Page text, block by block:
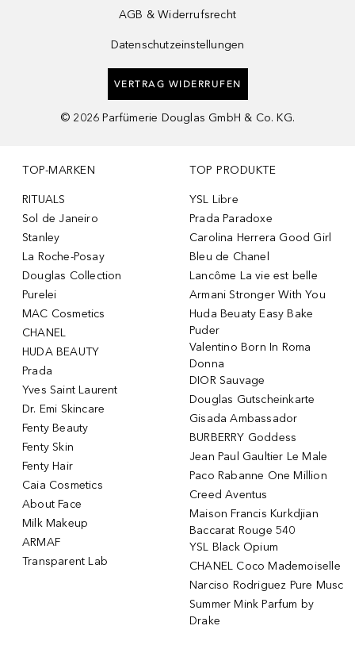
AGB & Widerrufsrecht
Datenschutzeinstellungen
VERTRAG WIDERRUFEN
© 2026 Parfümerie Douglas GmbH & Co. KG.
TOP-MARKEN
RITUALS
Sol de Janeiro
Stanley
La Roche-Posay
Douglas Collection
Purelei
MAC Cosmetics
CHANEL
HUDA BEAUTY
Prada
Yves Saint Laurent
Dr. Emi Skincare
Fenty Beauty
Fenty Skin
Fenty Hair
Caia Cosmetics
About Face
Milk Makeup
ARMAF
Transparent Lab
TOP PRODUKTE
YSL Libre
Prada Paradoxe
Carolina Herrera Good Girl
Bleu de Chanel
Lancôme La vie est belle
Armani Stronger With You
Huda Beuaty Easy Bake
Puder
Valentino Born In Roma
Donna
DIOR Sauvage
Douglas Gutscheinkarte
Gisada Ambassador
BURBERRY Goddess
Jean Paul Gaultier Le Male
Paco Rabanne One Million
Creed Aventus
Maison Francis Kurkdjian
Baccarat Rouge 540
YSL Black Opium
CHANEL Coco Mademoiselle
Narciso Rodriguez Pure Musc
Summer Mink Parfum by
Drake